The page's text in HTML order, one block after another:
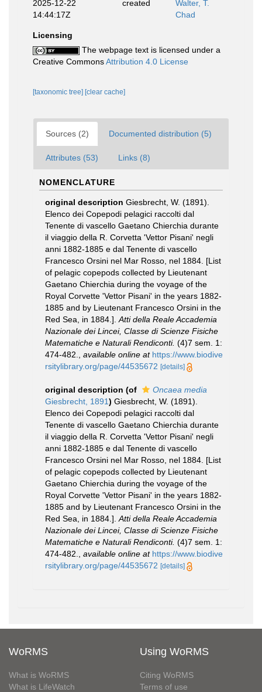
2025-12-22
14:44:17Z
created
Walter, T.
Chad
Licensing
The webpage text is licensed under a
Creative CommonsAttribution 4.0 License
[taxonomic tree] [clear cache]
Sources (2) Documented distribution (5)
Attributes (53) Links (8)
NOMENCLATURE
original description Giesbrecht, W. (1891).
Elenco dei Copepodi pelagici raccolti dal
Tenente di vascello Gaetano Chierchia durante
il viaggio della R. Corvetta 'Vettor Pisani' negli
anni 1882-1885 e dal Tenente di vascello
Francesco Orsini nel Mar Rosso, nel 1884. [List
of pelagic copepods collected by Lieutenant
Gaetano Chierchia during the voyage of the
Royal Corvette 'Vettor Pisani' in the years 1882-
1885 and by Lieutenant Francesco Orsini in the
Red Sea, in 1884.]. Atti della Reale Accademia
Nazionale dei Lincei, Classe di Scienze Fisiche
Matematiche e Naturali Rendiconti. (4)7 sem. 1:
474-482.
available online at https://www.biodive
rsitylibrary.org/page/44535672 [details]
original description (of
Oncaea media
Giesbrecht, 1891) Giesbrecht, W. (1891).
Elenco dei Copepodi pelagici raccolti dal
Tenente di vascello Gaetano Chierchia durante
il viaggio della R. Corvetta 'Vettor Pisani' negli
anni 1882-1885 e dal Tenente di vascello
Francesco Orsini nel Mar Rosso, nel 1884. [List
of pelagic copepods collected by Lieutenant
Gaetano Chierchia during the voyage of the
Royal Corvette 'Vettor Pisani' in the years 1882-
1885 and by Lieutenant Francesco Orsini in the
Red Sea, in 1884.]. Atti della Reale Accademia
Nazionale dei Lincei, Classe di Scienze Fisiche
Matematiche e Naturali Rendiconti. (4)7 sem. 1:
474-482.
available online at https://www.biodive
rsitylibrary.org/page/44535672 [details]
WoRMS
What is WoRMS
What is LifeWatch
Using WoRMS
Citing WoRMS
Terms of use